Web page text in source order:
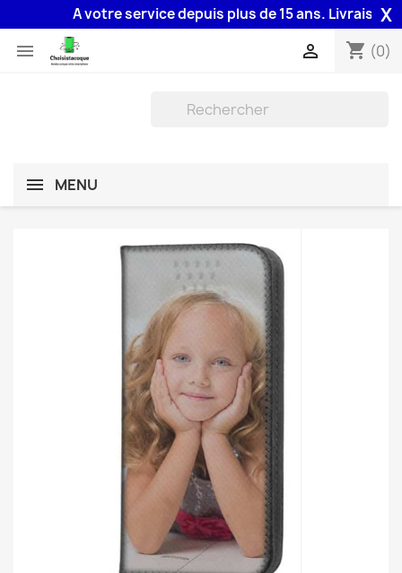
A votre service depuis plus de 15 ans. Livraison X
 shopping_cart (0)

MENU